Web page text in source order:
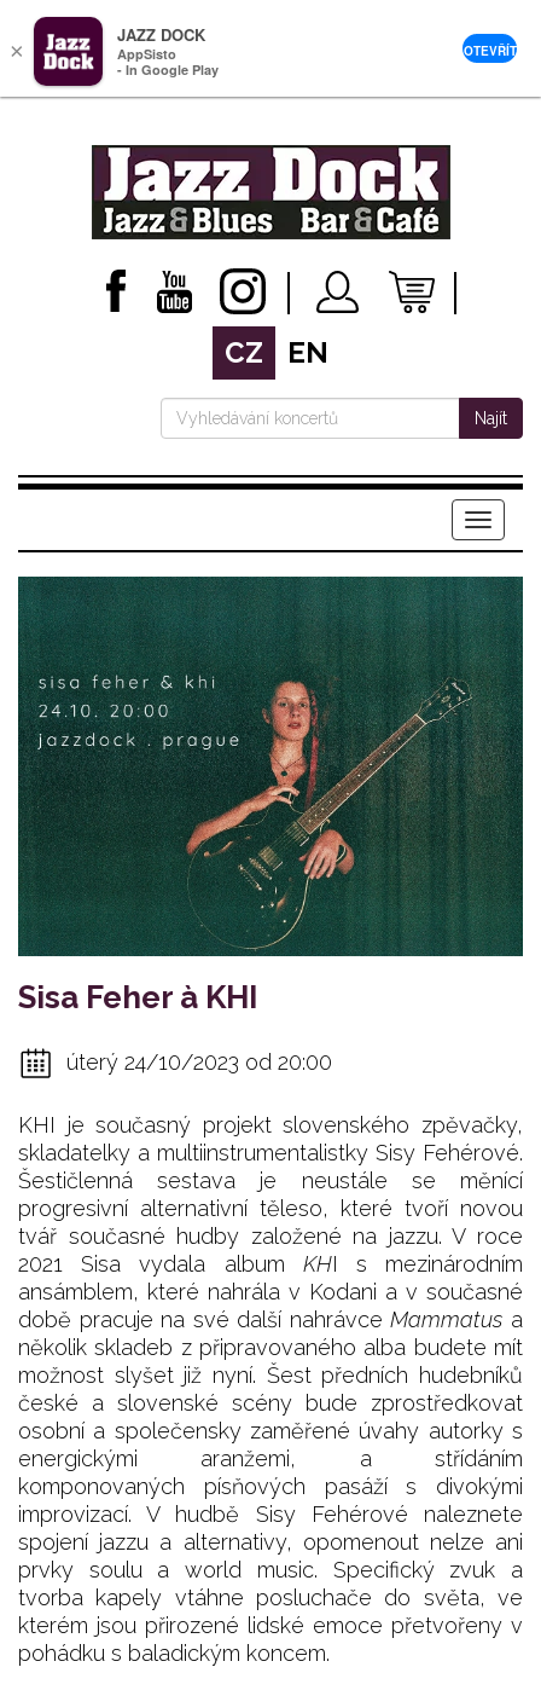
CZ EN
Najít
Menu
Sisa Feher à KHI
úterý 24/10/2023 od 20:00
KHI je současný projekt slovenského zpěvačky,
skladatelky a multiinstrumentalistky Sisy Fehérové.
Šestičlenná sestava je neustále se měnící
progresivní alternativní těleso, které tvoří novou
tvář současné hudby založené na jazzu. V roce
2021 Sisa vydala album KHI s mezinárodním
ansámblem, které nahrála v Kodani a v současné
době pracuje na své další nahrávceMammatus a
několik skladeb z připravovaného alba budete mít
možnost slyšet již nyní. Šest předních hudebníků
české a slovenské scény bude zprostředkovat
osobní a společensky zaměřené úvahy autorky s
energickými aranžemi, a střídáním
komponovaných písňových pasáží s divokými
improvizací. V hudbě Sisy Fehérové naleznete
spojení jazzu a alternativy, opomenout nelze ani
prvky soulu a world music. Specifický zvuk a
tvorba kapely vtáhne posluchače do světa, ve
kterém jsou přirozené lidské emoce přetvořeny v
pohádku s baladickým koncem.
×
JAZZ DOCK
AppSisto
- In Google Play
OTEVŘÍT